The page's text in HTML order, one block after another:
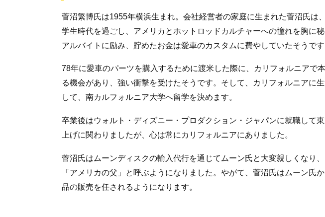
菅沼繁博氏は1955年横浜生まれ。会社経営者の家庭に生まれた菅沼氏は
学生時代を過ごし、アメリカとホットロッドカルチャーへの憧れを胸に
アルバイトに励み、貯めたお金は愛車のカスタムに費やしていたそうです
78年に愛車のパーツを購入するために渡米した際に、カリフォルニアで
る機会があり、強い衝撃を受けたそうです。そして、カリフォルニアに
して、南カルフォルニア大学へ留学を決めます。
卒業後はウォルト・ディズニー・プロダクション・ジャパンに就職して
上げに関わりましたが、心は常にカリフォルニアにありました。
菅沼氏はムーンディスクの輸入代行を通じてムーン氏と大変親しくなり
「アメリカの父」と呼ぶようになりました。やがて、菅沼氏はムーン氏
品の販売を任されるようになります。